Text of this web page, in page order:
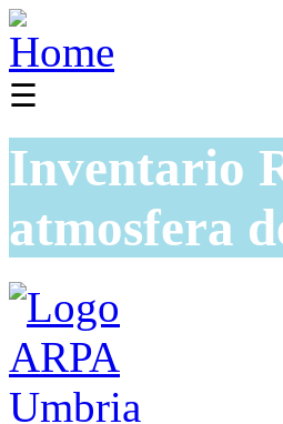
☰
Inventario
atmosfera